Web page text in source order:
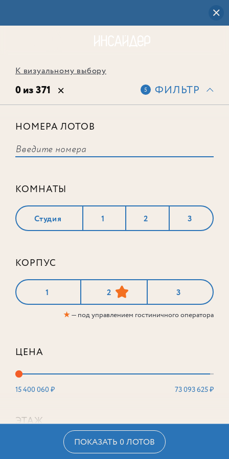
К визуальному выбору
0 из 371 5 ФИЛЬТР
НОМЕРА ЛОТОВ
КОМНАТЫ
Студия 1 2 3
КОРПУС
1 2 3
★— под управлением гостиничного оператора
ЦЕНА
15 400 060 ₽ 73 093 625 ₽
ЭТАЖ
ПОКАЗАТЬ 0 ЛОТОВ
соответствует ни одного лота